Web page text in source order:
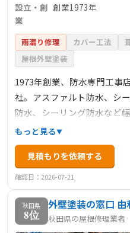
設立・創
業
創業1973年
雨漏り修理 カバー工法
屋根外壁塗装
1973年創業、防水専門工事
社。アスファルト防水、シ
防水、シーリング防水など
安全の向上を何よりも大事
コツと努力を重ねながら、
れ進化と継承を重ねている
アでサービスを提供。
もっと見る
見積もりを依頼する
確認日：2026-07-21
秋田県
8位
外壁塗装の窓口 由
秋田県の屋根修理業者